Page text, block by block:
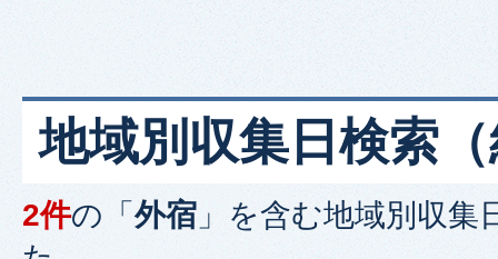
地域別収集日検索
2件の「 外宿 」を含む地域別収集